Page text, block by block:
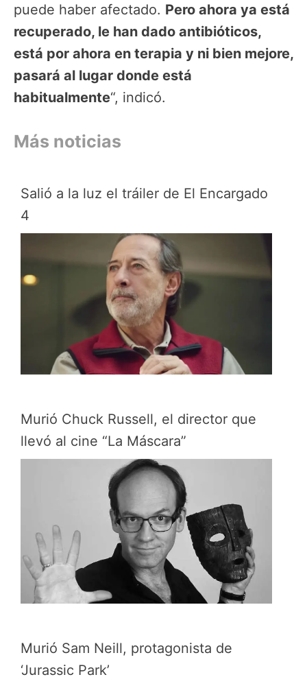
puede haber afectado. Pero ahora ya está
recuperado, le han dado antibióticos,
está por ahora en terapia y ni bien mejore,
pasará al lugar donde está
habitualmente“, indicó.
Más noticias
Salió a la luz el tráiler de El Encargado
4
Murió Chuck Russell, el director que
llevó al cine “La Máscara”
Murió Sam Neill, protagonista de
‘Jurassic Park’